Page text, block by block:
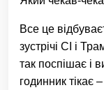
Все це
зустрічі СІ і
так поспішає і
годинник тікає